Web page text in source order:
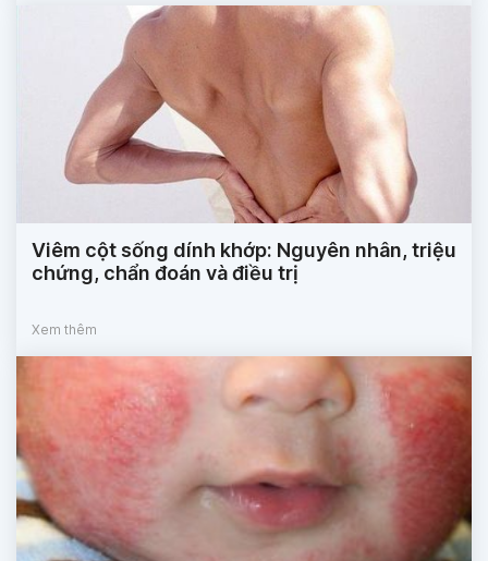
Viêm cột sống dính khớp: Nguyên nhân, triệu
chứng, chẩn đoán và điều trị
Xem thêm